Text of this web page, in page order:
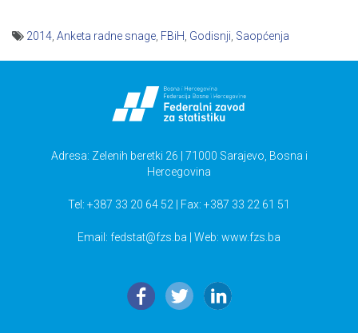
2014 Anketa radne snage FBiH Godisnji Saopćenja
Adresa: Zelenih beretki 26 | 71000 Sarajevo, Bosna i
Hercegovina
Tel: +387 33 20 64 52 | Fax: +387 33 22 61 51
Email: fedstat@fzs.ba | Web: www.fzs.ba